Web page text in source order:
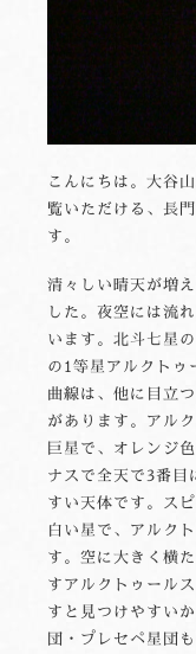
こんにちは。大谷
覧いただける、長
す。
清々しい晴天が増
した。夜空には流
います。北斗七星
の1等星アルクトゥ
曲線は、他に目立
があります。アル
巨星で、オレンジ
ナスで全天で3番目
すい天体です。ス
白い星で、アルク
す。空に大きく横
すアルクトゥール
すと見つけやすい
団・プレセペ星団